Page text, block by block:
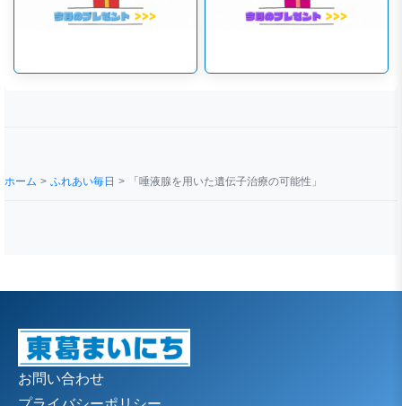
ホーム ふれあい毎日 「唾液腺を用いた遺伝子治療の可能性」
お問い合わせ